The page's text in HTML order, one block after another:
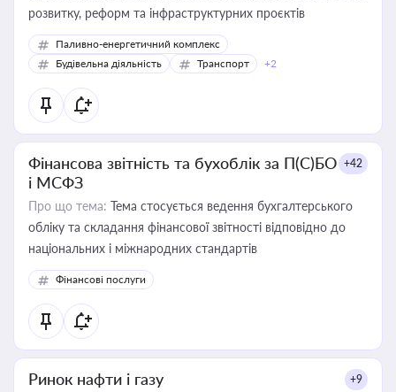
розвитку, реформ та інфраструктурних проєктів
Паливно-енергетичний комплекс
Будівельна діяльність
Транспорт +2
Фінансова звітність та бухоблік за П(С)БО
і МСФЗ
+42
Про що тема: Тема стосується ведення бухгалтерського
обліку та складання фінансової звітності відповідно до
національних і міжнародних стандартів
Фінансові послуги
Ринок нафти і газу +9